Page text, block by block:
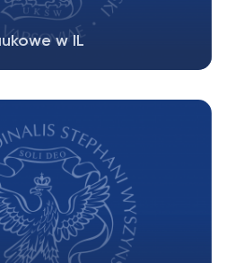
w IL
POLSKIEJ DRUGIEJ